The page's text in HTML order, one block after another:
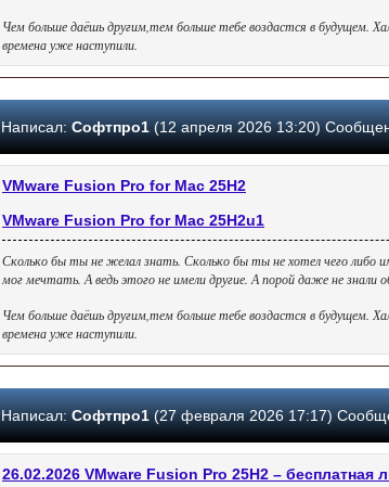
Чем больше даёшь другим,тем больше тебе воздастся в будущем.
времена уже наступили.
Написал: Софтпро1(12 апреля 2026 13:20)
VMware Fusion Pro for Mac 25H2
VMware Fusion Pro for Mac 25H2u1
Сколько бы ты не желал знать. Сколько бы ты не хотел чего либо
мог мечтать. А ведь этого не имели другие. А порой даже не
Чем больше даёшь другим,тем больше тебе воздастся в будущем.
времена уже наступили.
Написал: Софтпро1(27 февраля 2026 17:17)
26.02.2026 VMware Fusion Pro 25H2 – бесплатная